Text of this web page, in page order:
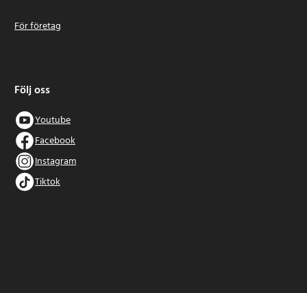
För företag
Följ oss
Youtube
Facebook
Instagram
Tiktok